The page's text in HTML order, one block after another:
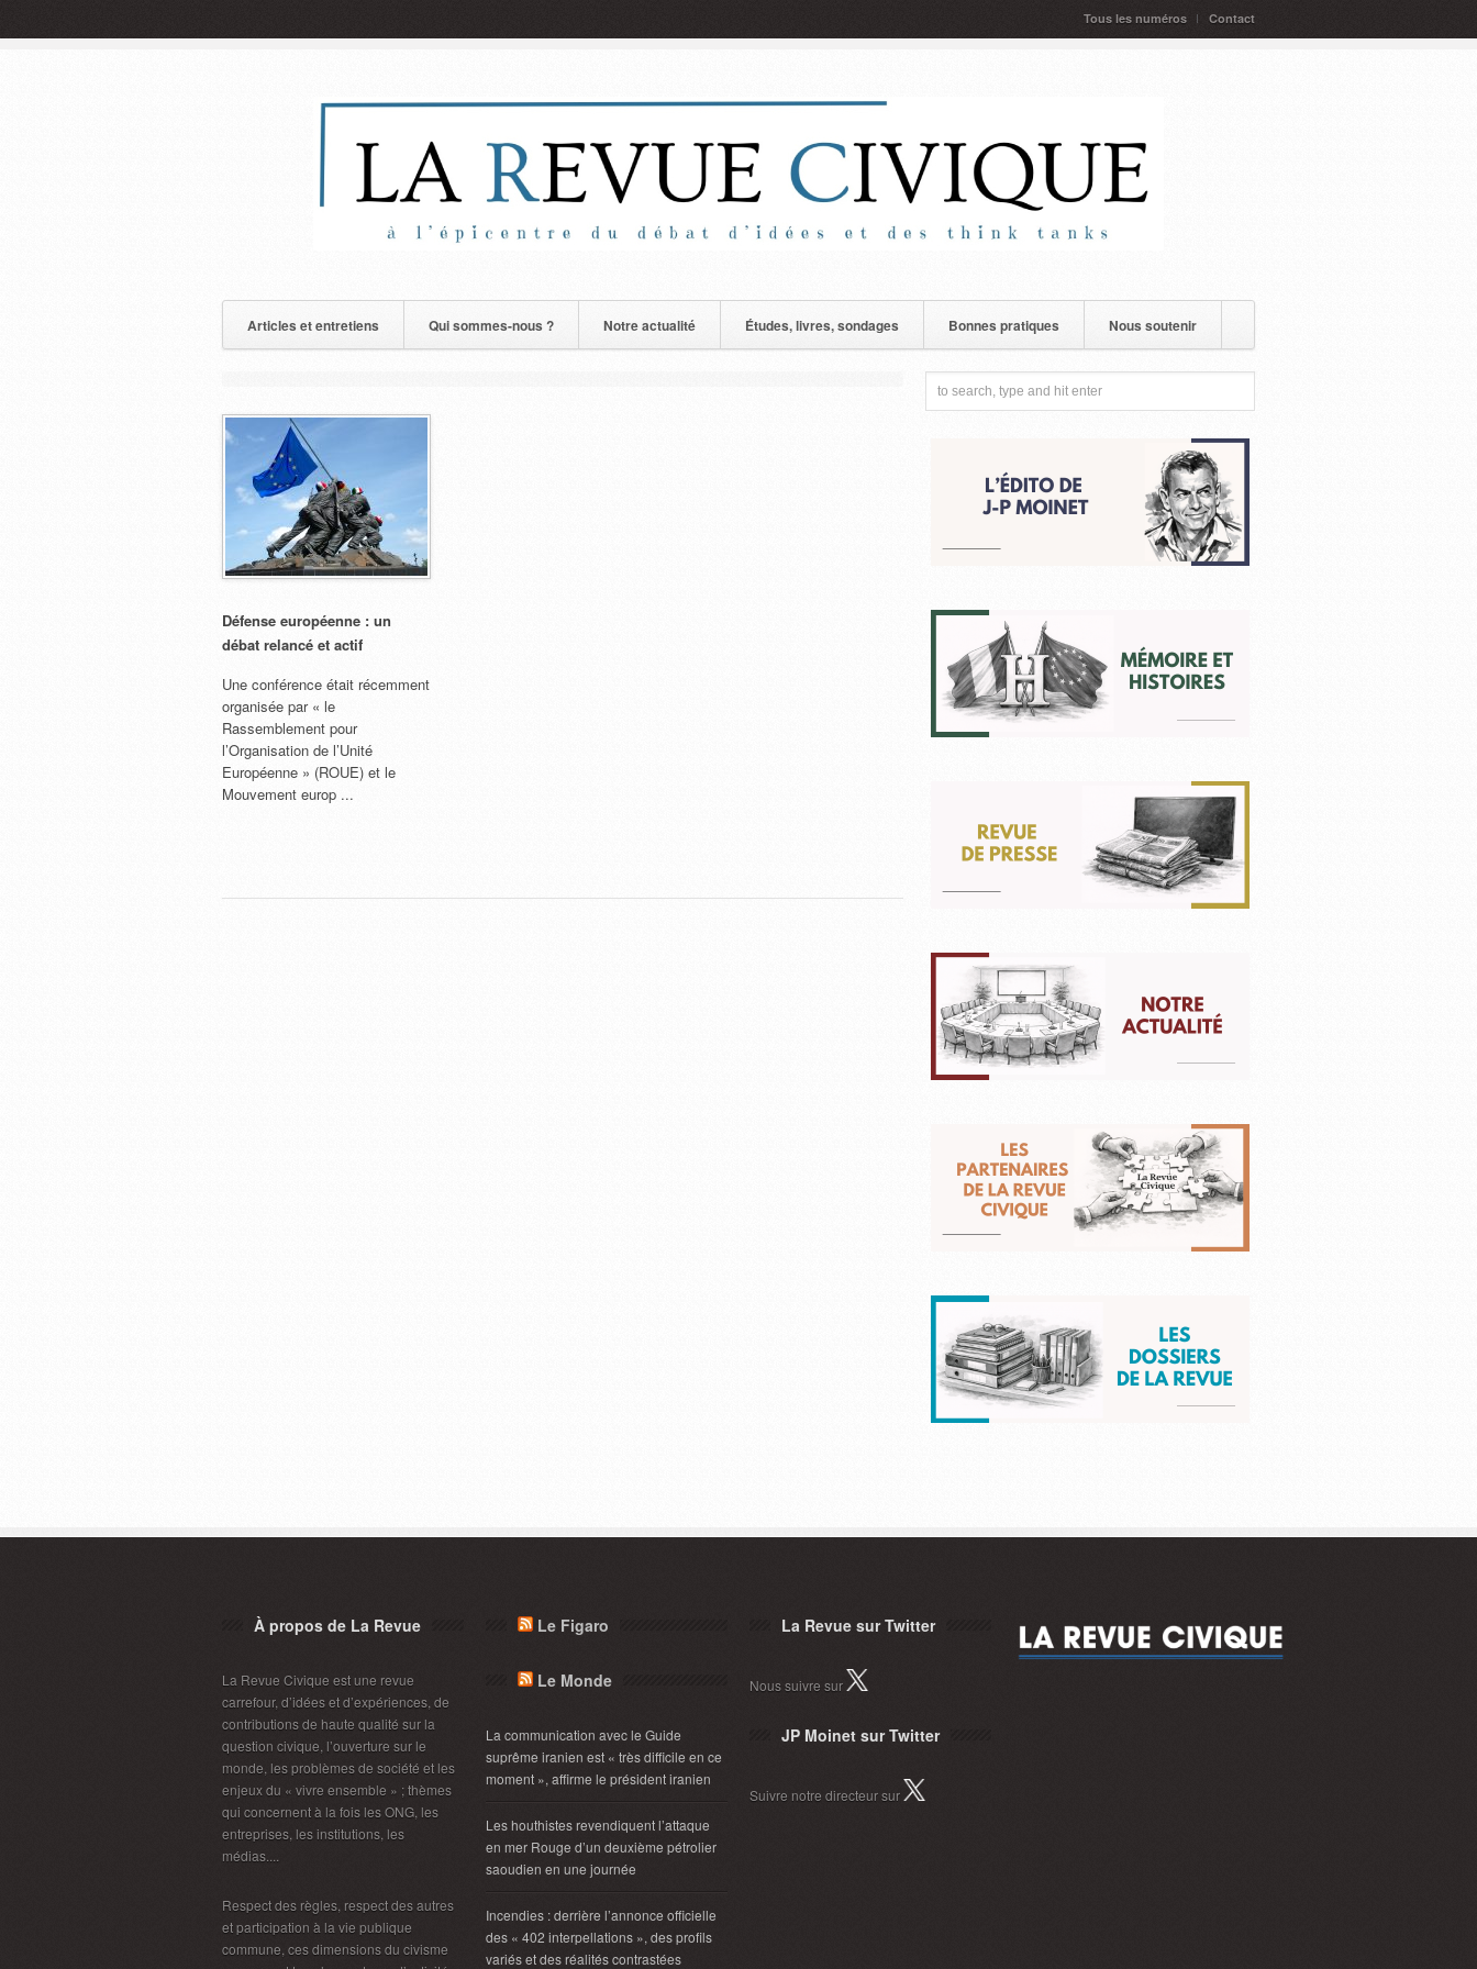
Tous les numéros Contact
Articles et entretiens Qui sommes-nous ? Notre actualité Études, livres, sondages Bonnes pratiques Nous soutenir
Défense européenne : un
débat relancé et actif
Une conférence était récemment
organisée par « le
Rassemblement pour
l’Organisation de l’Unité
Européenne » (ROUE) et le
Mouvement europ ...
À propos de La Revue
La Revue Civique est une revue
carrefour, d’idées et d’expériences, de
contributions de haute qualité sur la
question civique, l’ouverture sur le
monde, les problèmes de société et les
enjeux du « vivre ensemble » ; thèmes
qui concernent à la fois les ONG, les
entreprises, les institutions, les
médias....
Respect des règles, respect des autres
et participation à la vie publique
commune, ces dimensions du civisme
Le Figaro
Le Monde
La communication avec le Guide
suprême iranien est « très difficile en ce
moment », affirme le président iranien
Les houthistes revendiquent l’attaque
en mer Rouge d’un deuxième pétrolier
saoudien en une journée
Incendies : derrière l’annonce officielle
des « 402 interpellations », des profils
variés et des réalités contrastées
La Revue sur Twitter
Nous suivre sur
JP Moinet sur Twitter
Suivre notre directeur sur